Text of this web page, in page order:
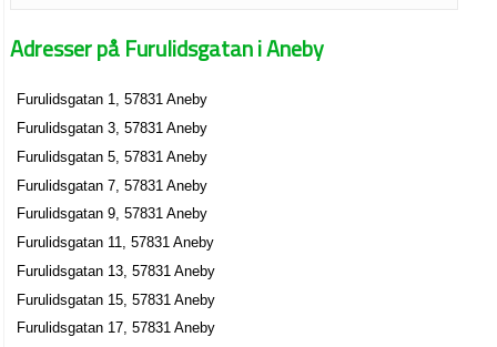
Adresser på Furulidsgatan i Aneby
Furulidsgatan 1, 57831 Aneby
Furulidsgatan 3, 57831 Aneby
Furulidsgatan 5, 57831 Aneby
Furulidsgatan 7, 57831 Aneby
Furulidsgatan 9, 57831 Aneby
Furulidsgatan 11, 57831 Aneby
Furulidsgatan 13, 57831 Aneby
Furulidsgatan 15, 57831 Aneby
Furulidsgatan 17, 57831 Aneby